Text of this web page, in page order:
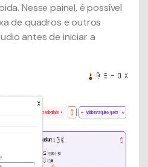
Nesse painel, é possível
de quadros e outros
antes de iniciar a